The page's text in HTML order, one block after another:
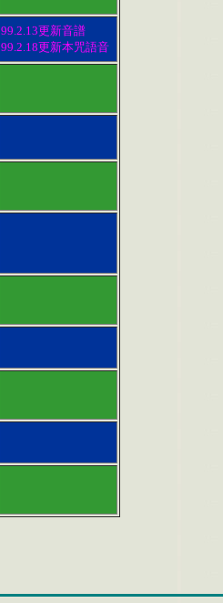
99.2.13更新音譜
99.2.18更新本咒語音